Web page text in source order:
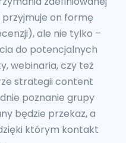
on formę
ale nie tylko –
do potencjalnych
webinaria, czy też
strategii content
poznanie grupy
będzie przekaz, a
którym kontakt